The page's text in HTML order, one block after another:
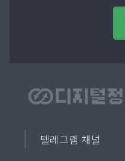
텔레그램 채널